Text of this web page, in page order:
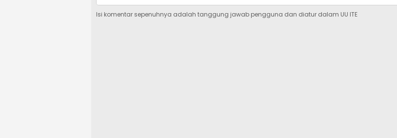
Isi komentar sepenuhnya adalah tanggung jawab pengguna dan diatur dalam UU ITE